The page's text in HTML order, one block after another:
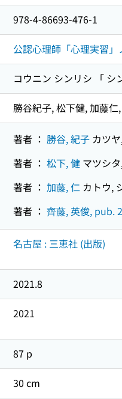
978-4-86693-476-1
公認心理師「心理実習」
コウニン シンリシ 「 シ
勝谷紀子, 松下健, 加藤仁
著者 ： 勝谷, 紀子 カツ
著者 ： 松下, 健 マツシ
著者 ： 加藤, 仁 カトウ,
著者 ： 齊藤, 英俊, pub.
名古屋 : 三恵社 (出版)
2021.8
2021
87 p
30 cm